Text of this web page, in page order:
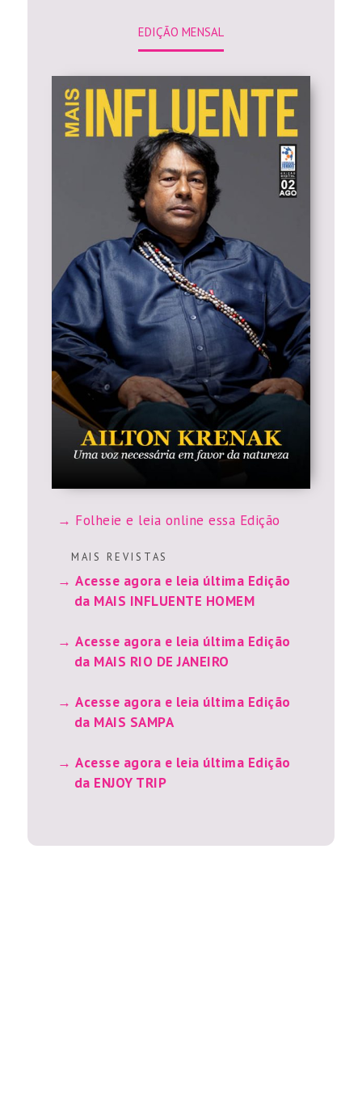
EDIÇÃO MENSAL
Folheie e leia online essa Edição
M A I S R E V I S T A S
Acesse agora e leia última Edição
da MAIS INFLUENTE HOMEM
Acesse agora e leia última Edição
da MAIS RIO DE JANEIRO
Acesse agora e leia última Edição
da MAIS SAMPA
Acesse agora e leia última Edição
da ENJOY TRIP